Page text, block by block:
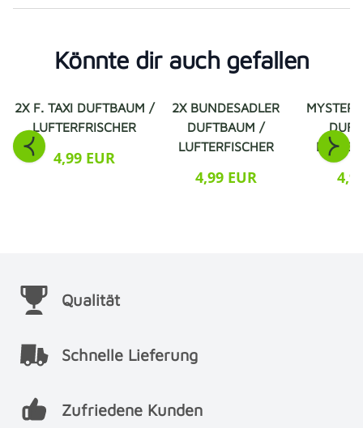
Könnte dir auch gefallen
2X F. TAXI DUFTBAUM /
LUFTERFRISCHER
4,99 EUR
2X BUNDESADLER
DUFTBAUM /
LUFTERFISCHER
4,99 EUR
Qualität
Schnelle Lieferung
Zufriedene Kunden